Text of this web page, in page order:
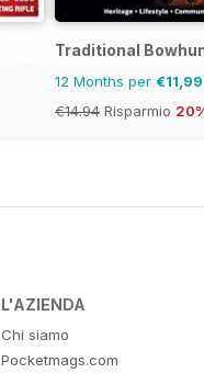
Traditional
12 Months per €11,99
€14.94 Risparmio
L'AZIENDA
Chi siamo
Pocketmags.com